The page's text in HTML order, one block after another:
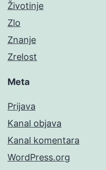
Životinje
Zlo
Znanje
Zrelost
Meta
Prijava
Kanal objava
Kanal komentara
WordPress.org